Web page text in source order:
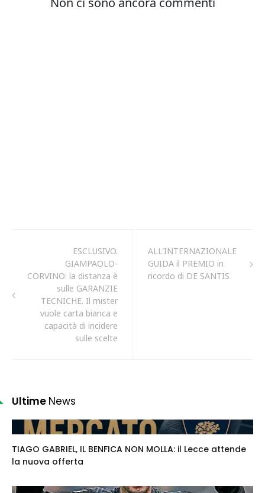
ESCLUSIVO.
GIAMPAOLO-
CORVINO: la distanza è
sulle GARANZIE
TECNICHE. Il mister
vuole carta bianca e
capacità di incidere
sulle scelte
ALL'INTERNAZIONALE
GUIDA il PREMIO in
ricordo di DE SANTIS
Ultime News
TIAGO GABRIEL, IL BENFICA NON MOLLA: il Lecce attende
la nuova offerta